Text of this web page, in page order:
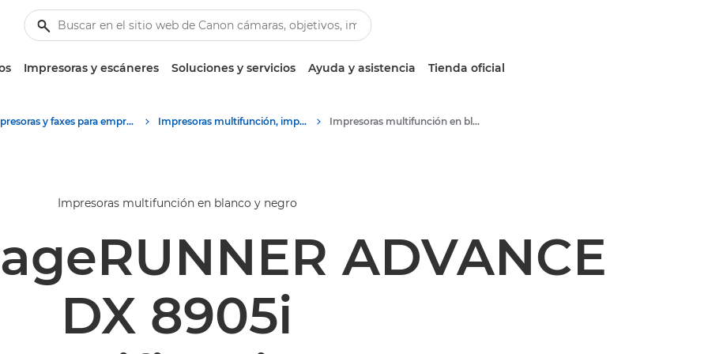
Impresoras y escáneres Soluciones y servicios Ayuda y asistencia Tienda oficial
Impresoras y faxes para empresa y oficina Impresoras multifunción, impresoras todo en uno Impresoras multifunción en blanco y negro
Impresoras multifunción en blanco y negro
ADVANCE
DX 8905i